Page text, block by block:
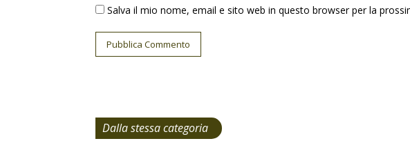
Salva il mio nome, email e sito web in questo browser per la
Dalla stessa categoria